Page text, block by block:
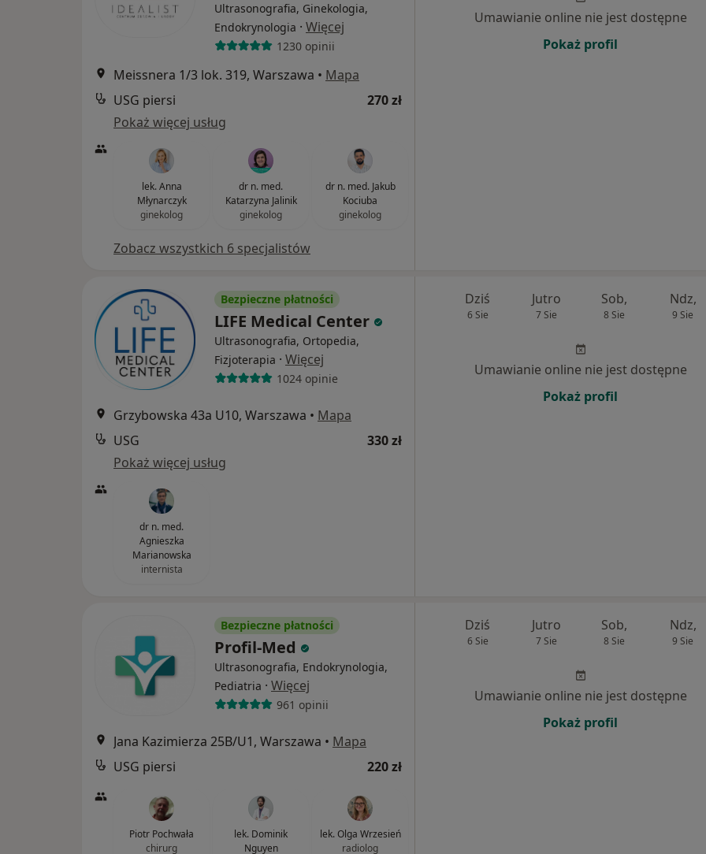
Ultrasonografia, Ginekologia,
Endokrynologia · Więcej
1230 opinii
Meissnera 1/3 lok. 319, Warszawa • Mapa
USG piersi
270 zł
Pokaż więcej usług
lek. Anna
Młynarczyk
ginekolog
dr n. med.
Katarzyna Jalinik
ginekolog
dr n. med. Jakub
Kociuba
ginekolog
Zobacz wszystkich 6 specjalistów
Umawianie online nie jest dostępne
Pokaż profil
Bezpieczne płatności
LIFE Medical Center
Ultrasonografia, Ortopedia,
Fizjoterapia · Więcej
1024 opinie
Grzybowska 43a U10, Warszawa • Mapa
USG
330 zł
Pokaż więcej usług
dr n. med.
Agnieszka
Marianowska
internista
Dziś
6 Sie
Jutro
7 Sie
Sob,
8 Sie
Ndz,
9 Sie
Umawianie online nie jest dostępne
Pokaż profil
Bezpieczne płatności
Profil-Med
Ultrasonografia, Endokrynologia,
Pediatria · Więcej
961 opinii
Jana Kazimierza 25B/U1, Warszawa • Mapa
USG piersi
220 zł
Piotr Pochwała
chirurg
lek. Dominik
Nguyen
lek. Olga Wrzesień
radiolog
Dziś
6 Sie
Jutro
7 Sie
Sob,
8 Sie
Ndz,
9 Sie
Umawianie online nie jest dostępne
Pokaż profil